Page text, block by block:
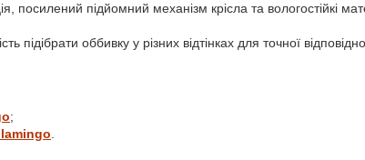
посилений підйомний механізм крісла та вологостійкі
підібрати оббивку у різних відтінках для точної
;